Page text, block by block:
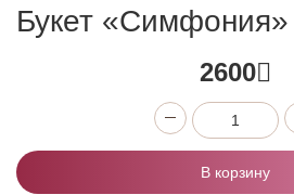
Букет «Симфония»
2600
В корзину